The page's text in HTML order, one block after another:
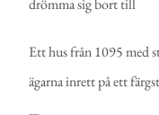
Ett hus från 1095 med
ägarna inrett på ett